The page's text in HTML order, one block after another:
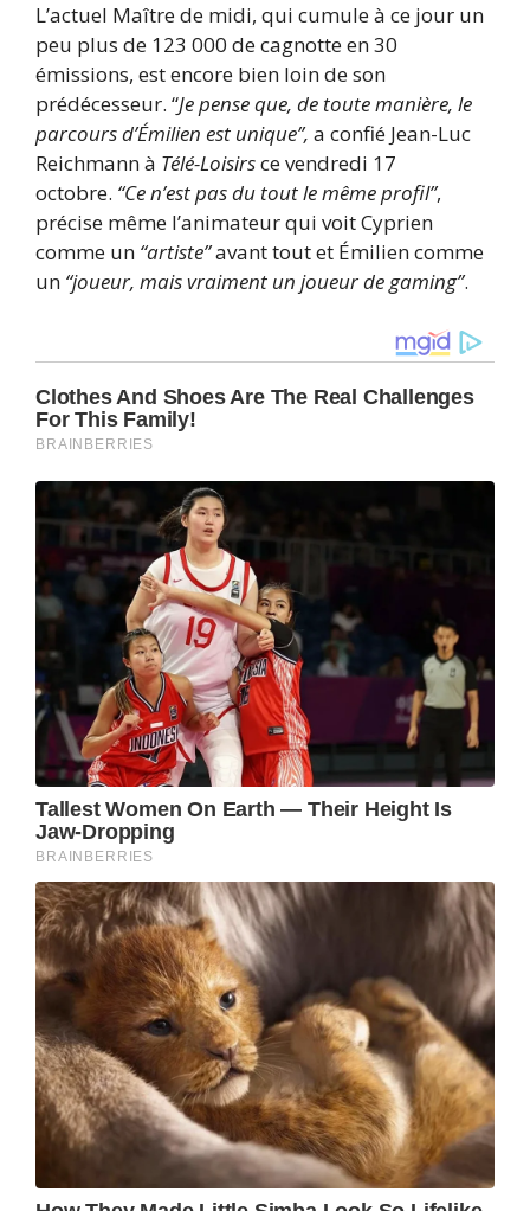
L’actuel Maître de midi, qui cumule à ce jour un
peu plus de 123 000 de cagnotte en 30
émissions, est encore bien loin de son
prédécesseur. “Je pense que, de toute manière, le
parcours d’Émilien est unique”, a confié Jean-Luc
Reichmann à Télé-Loisirsce vendredi 17
octobre. “Ce n’est pas du tout le même profil”,
précise même l’animateur qui voit Cyprien
comme un “artiste”avant tout et Émilien comme
un “joueur, mais vraiment un joueur de gaming”.